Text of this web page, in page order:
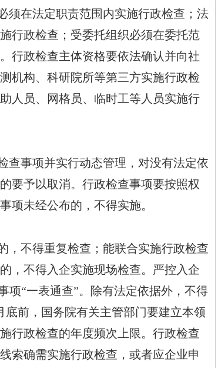
须在法定职责范围内实施行政检查；法
行政检查；受委托组织必须在委托范
行政检查主体资格要依法确认并向社
机构、科研院所等第三方实施行政检
人员、网格员、临时工等人员实施行
查事项并实行动态管理，对没有法定依
要予以取消。行政检查事项要按照权
项未经公布的，不得实施。
，不得重复检查；能联合实施行政检查
，不得入企实施现场检查。严控入企
项“一表通查”。除有法定依据外，不得
前，国务院有关主管部门要建立本领
行政检查的年度频次上限。行政检查
索确需实施行政检查，或者应企业申